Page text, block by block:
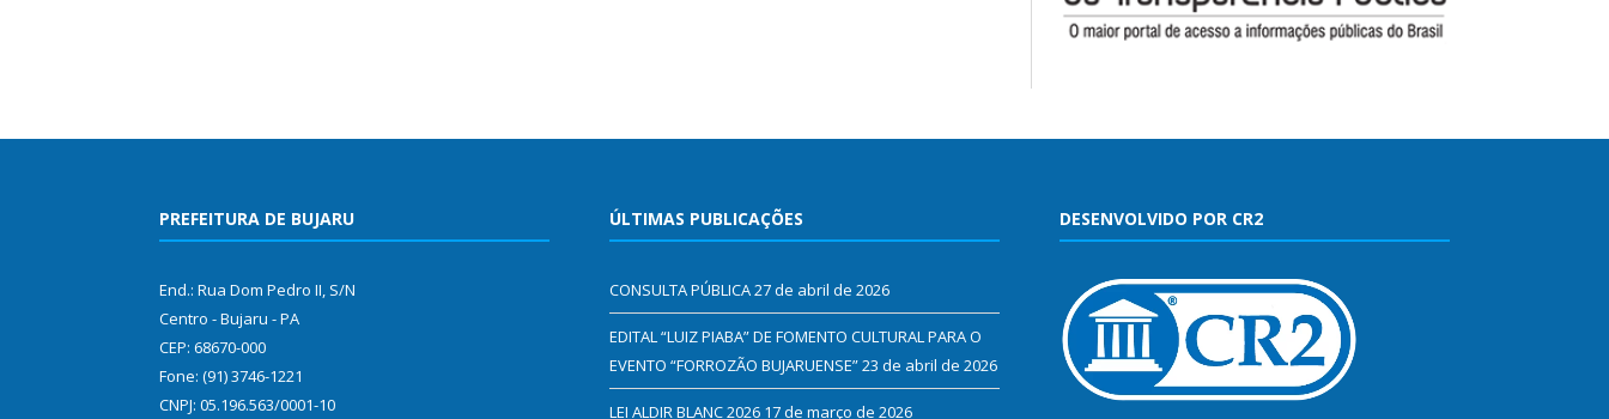
PREFEITURA DE BUJARU
End.: Rua Dom Pedro II, S/N
Centro - Bujaru - PA
CEP: 68670-000
Fone: (91) 3746-1221
CNPJ: 05.196.563/0001-10
ÚLTIMAS PUBLICAÇÕES
CONSULTA PÚBLICA27 de abril de 2026
EDITAL “LUIZ PIABA” DE FOMENTO CULTURAL PARA O
EVENTO “FORROZÃO BUJARUENSE”23 de abril de 2026
LEI ALDIR BLANC 2026 17 de março de 2026
DESENVOLVIDO POR CR2